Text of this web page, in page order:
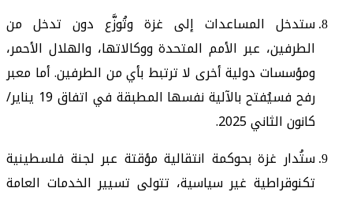
ستدخل المساعدات إلى غزة وتُوزَّع دون تدخل من
الطرفين، عبر الأمم المتحدة ووكالاتها، والهلال الأحمر،
ومؤسسات دولية أخرى لا ترتبط بأي من الطرفين. أما معبر
رفح فسيُفتح بالآلية نفسها المطبقة في اتفاق 19 يناير/
كانون الثاني 2025.
ستُدار غزة بحوكمة انتقالية مؤقتة عبر لجنة فلسطينية
تكنوقراطية غير سياسية، تتولى تسيير الخدمات العامة